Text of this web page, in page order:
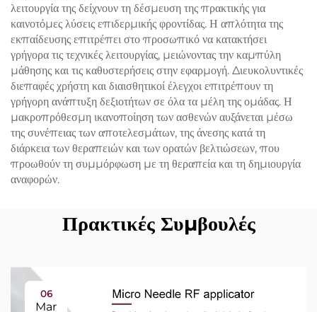
λειτουργία της δείχνουν τη δέσμευση της πρακτικής για
καινοτόμες λύσεις επιδερμικής φροντίδας. Η απλότητα της
εκπαίδευσης επιτρέπει στο προσωπικό να κατακτήσει
γρήγορα τις τεχνικές λειτουργίας, μειώνοντας την καμπύλη
μάθησης και τις καθυστερήσεις στην εφαρμογή. Διευκολυντικές
διεπαφές χρήστη και διαισθητικοί έλεγχοι επιτρέπουν τη
γρήγορη ανάπτυξη δεξιοτήτων σε όλα τα μέλη της ομάδας. Η
μακροπρόθεσμη ικανοποίηση των ασθενών αυξάνεται μέσω
της συνέπειας των αποτελεσμάτων, της άνεσης κατά τη
διάρκεια των θεραπειών και των ορατών βελτιώσεων, που
προωθούν τη συμμόρφωση με τη θεραπεία και τη δημιουργία
αναφορών.
Πρακτικές Συμβουλές
06
Mar